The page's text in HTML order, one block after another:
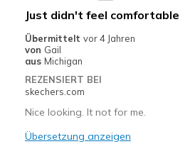
Width
Feels true to width
Sizing
View On Shoes
Just didn't feel comfortable
Übermittelt vor 4 Jahren
von Gail
aus Michigan
REZENSIERT BEI
skechers.com
Nice looking. It not for me.
Übersetzung anzeigen